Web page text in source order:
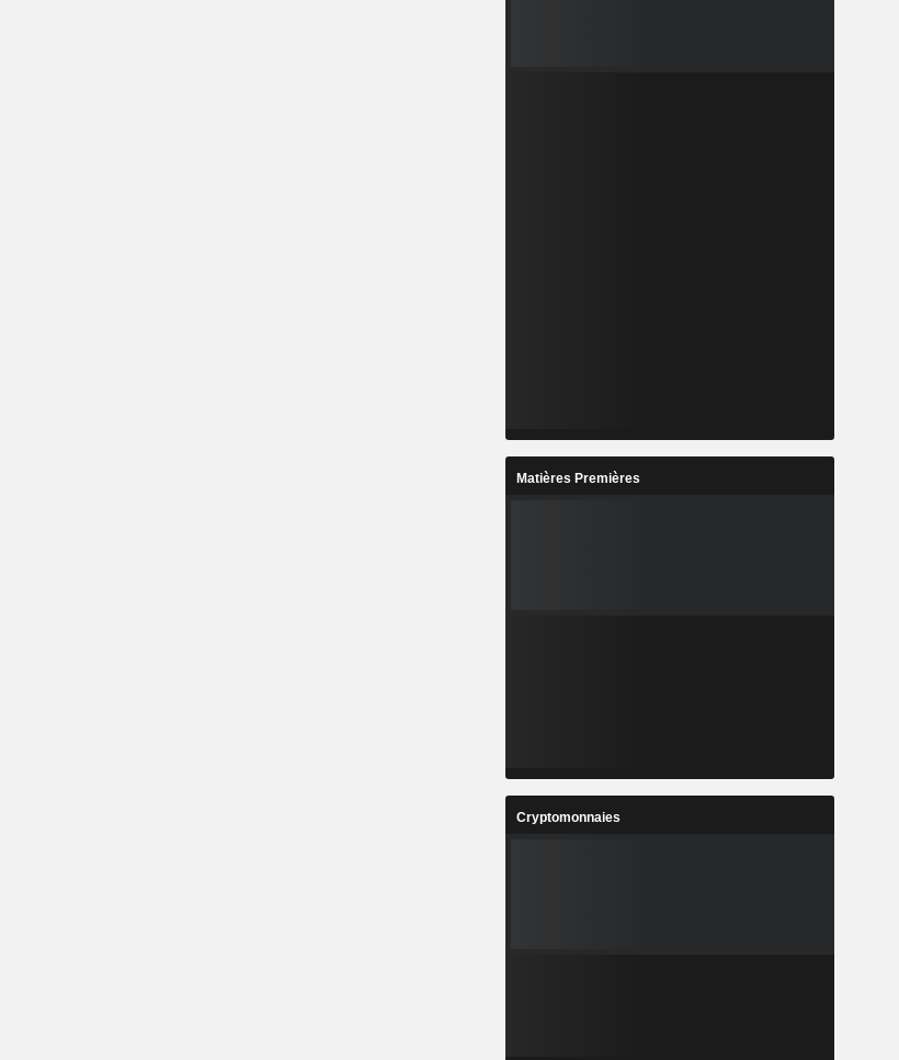
Matières Premières
Cryptomonnaies